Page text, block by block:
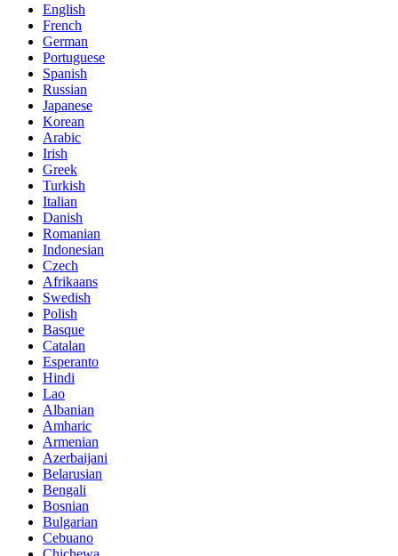
English
French
German
Portuguese
Spanish
Russian
Japanese
Korean
Arabic
Irish
Greek
Turkish
Italian
Danish
Romanian
Indonesian
Czech
Afrikaans
Swedish
Polish
Basque
Catalan
Esperanto
Hindi
Lao
Albanian
Amharic
Armenian
Azerbaijani
Belarusian
Bengali
Bosnian
Bulgarian
Cebuano